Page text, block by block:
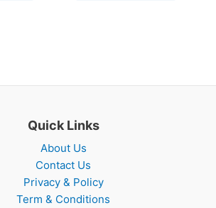
Quick Links
About Us
Contact Us
Privacy & Policy
Term & Conditions